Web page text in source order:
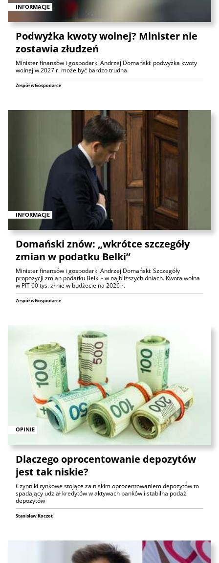
INFORMACJE
Podwyżka kwoty wolnej? Minister nie
zostawia złudzeń
Minister finansów i gospodarki Andrzej Domański: podwyżka kwoty
wolnej w 2027 r. może być bardzo trudna
Zespół wGospodarce
INFORMACJE
Domański znów: „wkrótce szczegóły
zmian w podatku Belki”
Minister finansów i gospodarki Andrzej Domański: Szczegóły
propozycji zmian podatku Belki - w najbliższych dniach. Kwota wolna
w PIT 60 tys. zł nie w budżecie na 2026 r.
Zespół wGospodarce
OPINIE
Dlaczego oprocentowanie depozytów
jest tak niskie?
Czynniki rynkowe stojące za niskim oprocentowaniem depozytów to
spadający udział kredytów w aktywach banków i stabilna podaż
depozytów
Stanisław Koczot